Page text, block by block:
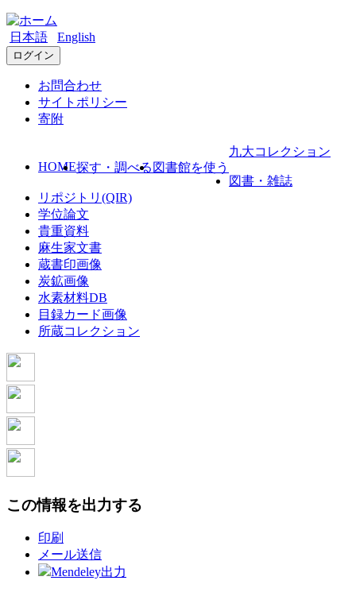
日本語 English
ログイン
お問合わせ
サイトポリシー
寄附
HOME探す・調べる 図書館を使う
九大コレクション
図書・雑誌
リポジトリ(QIR)
学位論文
貴重資料
麻生家文書
蔵書印画像
炭鉱画像
水素材料DB
目録カード画像
所蔵コレクション
この情報を出力する
印刷
メール送信
Mendeley出力